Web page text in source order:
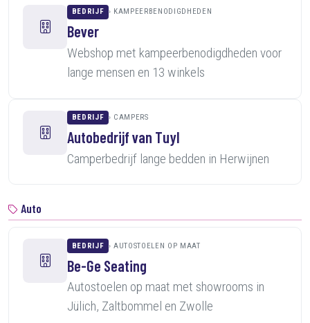
BEDRIJF KAMPEERBENODIGDHEDEN
Bever
Webshop met kampeerbenodigdheden voor
lange mensen en 13 winkels
BEDRIJF CAMPERS
Autobedrijf van Tuyl
Camperbedrijf lange bedden in Herwijnen
Auto
BEDRIJF AUTOSTOELEN OP MAAT
Be-Ge Seating
Autostoelen op maat met showrooms in
Jülich, Zaltbommel en Zwolle